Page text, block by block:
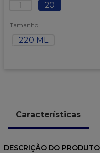
1 20
Tamanho
220 ML
Características
DESCRIÇÃO DO PRODUTO